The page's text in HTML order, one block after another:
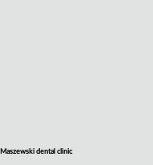
Maszewski dental clinic